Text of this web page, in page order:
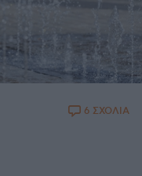
6 ΣΧΟΛΙΑ